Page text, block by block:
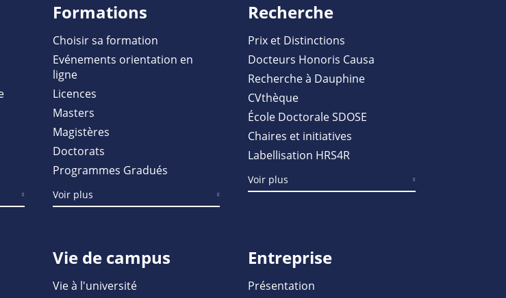
Formations
Choisir sa formation
Evénements orientation en
ligne
Licences
Masters
Magistères
Doctorats
Programmes Gradués
Voir plus
Recherche
Prix et Distinctions
Docteurs Honoris Causa
Recherche à Dauphine
CVthèque
École Doctorale SDOSE
Chaires et initiatives
Labellisation HRS4R
Voir plus
Vie de campus
Vie à l'université
Entreprise
Présentation